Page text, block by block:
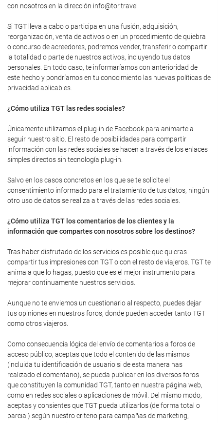
con nosotros en la dirección info@tor.travel
Si TGT lleva a cabo o participa en una fusión, adquisición,
reorganización, venta de activos o en un procedimiento de quiebra
o concurso de acreedores, podremos vender, transferir o compartir
la totalidad o parte de nuestros activos, incluyendo tus datos
personales. En todo caso, te informaríamos con anterioridad de
este hecho y pondríamos en tu conocimiento las nuevas políticas de
privacidad aplicables.
¿Cómo utiliza TGT las redes sociales?
Únicamente utilizamos el plug-in de Facebook para animarte a
seguir nuestro sitio. El resto de posibilidades para compartir
información con las redes sociales se hacen a través de los enlaces
simples directos sin tecnología plug-in.
Salvo en los casos concretos en los que se te solicite el
consentimiento informado para el tratamiento de tus datos, ningún
otro uso de datos se realiza a través de las redes sociales.
¿Cómo utiliza TGT los comentarios de los clientes y la
información que compartes con nosotros sobre los destinos?
Tras haber disfrutado de los servicios es posible que quieras
compartir tus impresiones con TGT o con el resto de viajeros. TGT te
anima a que lo hagas, puesto que es el mejor instrumento para
mejorar continuamente nuestros servicios.
Aunque no te enviemos un cuestionario al respecto, puedes dejar
tus opiniones en nuestros foros, donde pueden acceder tanto TGT
como otros viajeros.
Como consecuencia lógica del envío de comentarios a foros de
acceso público, aceptas que todo el contenido de las mismos
(incluida tu identificación de usuario si de esta manera has
realizado el comentario), se pueda publicar en los diversos foros
que constituyen la comunidad TGT, tanto en nuestra página web,
como en redes sociales o aplicaciones de móvil. Del mismo modo,
aceptas y consientes que TGT pueda utilizarlos (de forma total o
parcial) según nuestro criterio para campañas de marketing,